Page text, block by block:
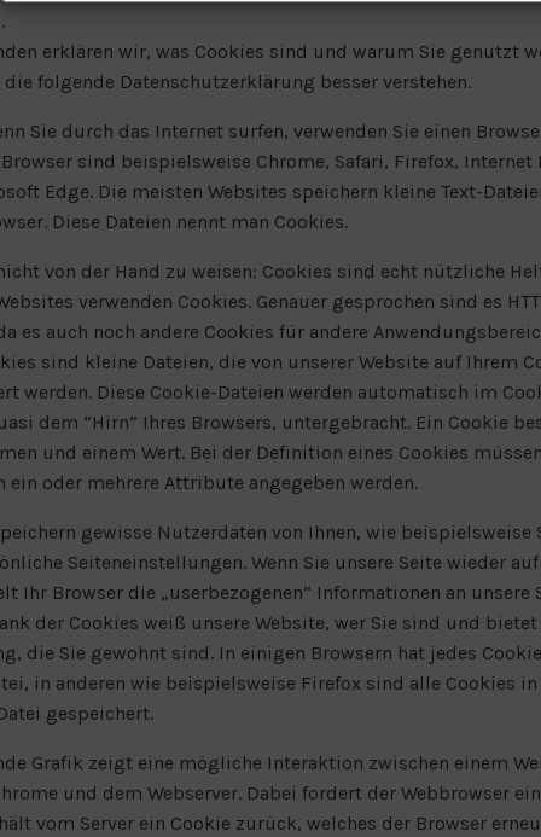
erklären wir, was Cookies sind und warum Sie genutzt
folgende Datenschutzerklärung besser verstehen.
Sie durch das Internet surfen, verwenden Sie einen
sind beispielsweise Chrome, Safari, Firefox, Internet
Edge. Die meisten Websites speichern kleine Text-
Diese Dateien nennt man Cookies.
von der Hand zu weisen: Cookies sind echt nützliche
verwenden Cookies. Genauer gesprochen sind es
es auch noch andere Cookies für andere
sind kleine Dateien, die von unserer Website auf Ihrem
werden. Diese Cookie-Dateien werden automatisch im
dem “Hirn” Ihres Browsers, untergebracht. Ein Cookie
und einem Wert. Bei der Definition eines Cookies
ein oder mehrere Attribute angegeben werden.
gewisse Nutzerdaten von Ihnen, wie beispielsweise
Seiteneinstellungen. Wenn Sie unsere Seite wieder
Ihr Browser die „userbezogenen“ Informationen an unsere
der Cookies weiß unsere Website, wer Sie sind und
die Sie gewohnt sind. In einigen Browsern hat jedes
in anderen wie beispielsweise Firefox sind alle Cookies in
gespeichert.
Grafik zeigt eine mögliche Interaktion zwischen einem
und dem Webserver. Dabei fordert der Webbrowser
vom Server ein Cookie zurück, welches der Browser